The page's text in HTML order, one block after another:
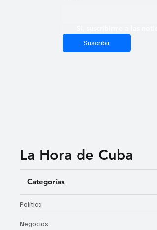
Suscribir
La Hora de Cuba
Categorías
Política
Negocios